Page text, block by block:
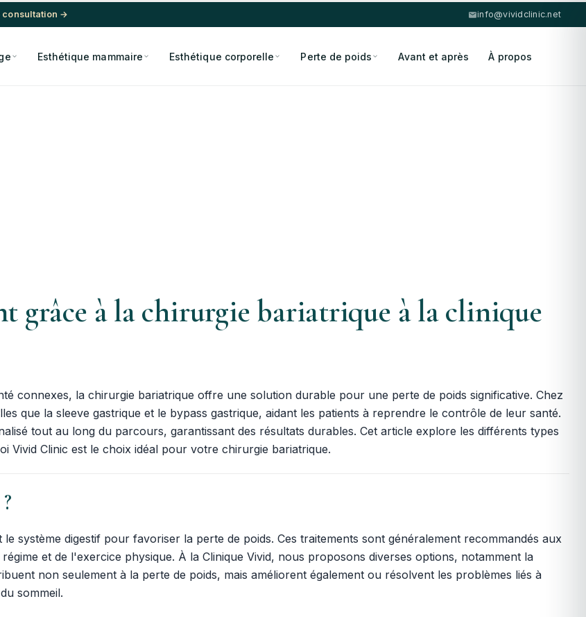
consultation → info@vividclinic.net
Esthétique mammaire Esthétique corporelle Perte de poids Avant et après À propos
grâce à la chirurgie bariatrique à la clinique
connexes, la chirurgie bariatrique offre une solution durable pour une perte de poids significative. Chez
que la sleeve gastrique et le bypass gastrique, aidant les patients à reprendre le contrôle de leur santé.
tout au long du parcours, garantissant des résultats durables. Cet article explore les différents types
Vivid Clinic est le choix idéal pour votre chirurgie bariatrique.
système digestif pour favoriser la perte de poids. Ces traitements sont généralement recommandés aux
et de l'exercice physique. À la Clinique Vivid, nous proposons diverses options, notamment la
non seulement à la perte de poids, mais améliorent également ou résolvent les problèmes liés à
sommeil.